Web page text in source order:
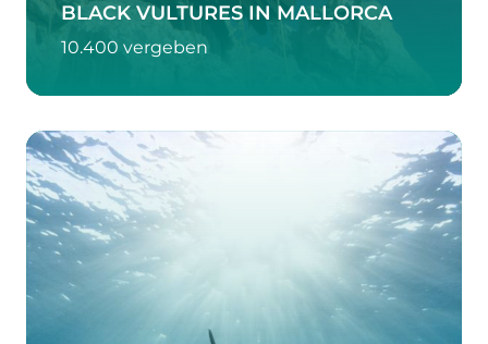
BLACK VULTURES IN MALLORCA
10.400 vergeben